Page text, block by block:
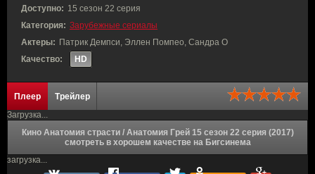
Доступно: 15 сезон 22 серия
Категория: Зарубежные сериалы
Актеры: Патрик Демпси, Эллен Помпео, Сандра О
Качество:
HD
Плеер
Трейлер
Загрузка...
Кино Анатомия страсти / Анатомия Грей 15 сезон 22 серия (2017)
смотреть в хорошем качестве на Бигсинема
загрузка...